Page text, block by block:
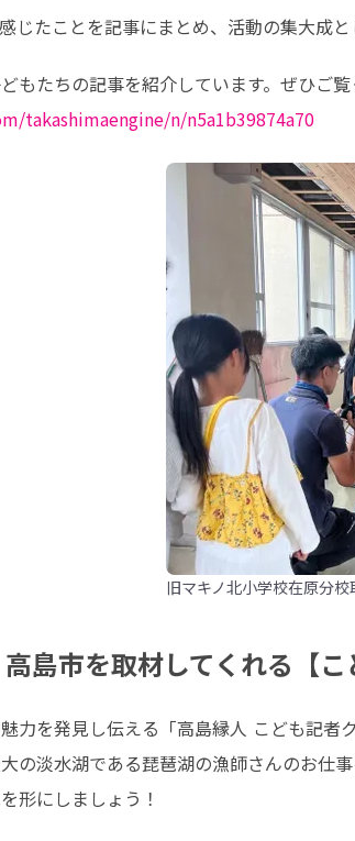
じたことを記事にまとめ、活動の集大成
takashimaengine/n/n5a1b39874a70
旧マキノ北小学校在原分
島市を取材してくれる【こ
力を発見し伝える「高島縁人 こども記者
の淡水湖である琵琶湖の漁師さんのお仕事
形にしましょう！